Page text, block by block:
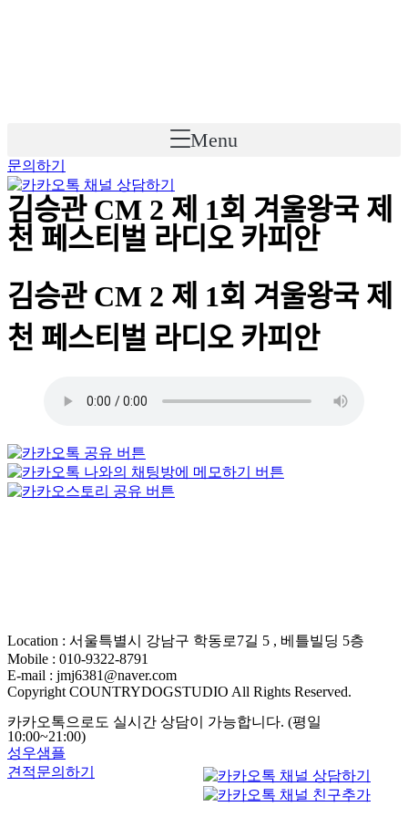
Menu
문의하기
김승관 CM 2 제 1회 겨울왕국 제
천 페스티벌 라디오 카피안
김승관 CM 2 제 1회 겨울왕국 제
천 페스티벌 라디오 카피안
Location : 서울특별시 강남구 학동로7길 5 , 베틀빌딩 5층
Mobile : 010-9322-8791
E-mail : jmj6381@naver.com
Copyright COUNTRYDOGSTUDIO All Rights Reserved.
카카오톡으로도 실시간 상담이 가능합니다. (평일
10:00~21:00)
성우샘플
견적문의하기